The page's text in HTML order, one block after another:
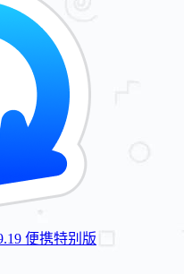
便携特别版